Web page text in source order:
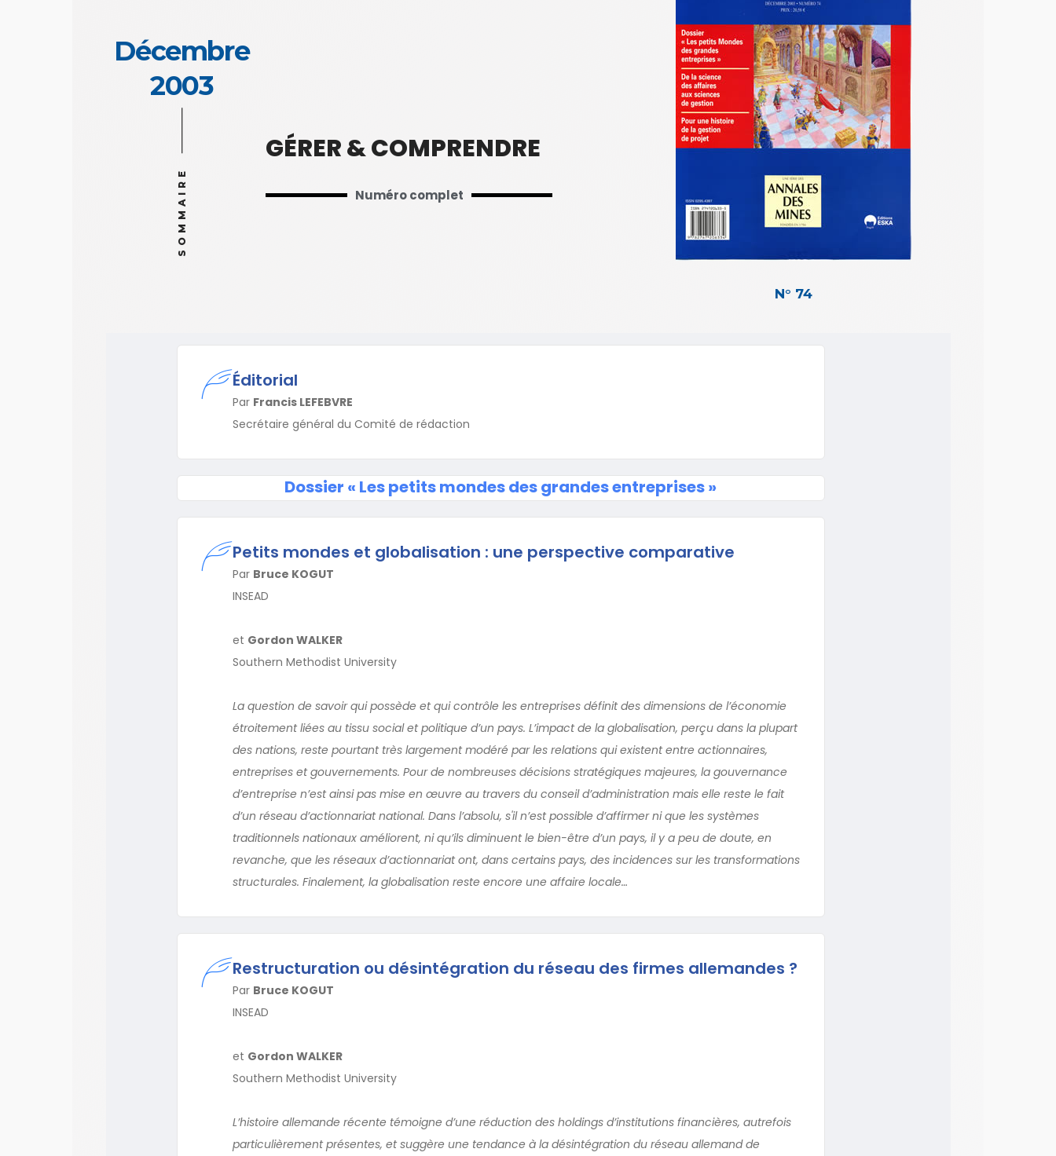
Décembre
2003
SOMMAIRE
GÉRER & COMPRENDRE
Numéro complet
N° 74
Éditorial
Par Francis LEFEBVRE
Secrétaire général du Comité de rédaction
Dossier « Les petits mondes des grandes entreprises »
Petits mondes et globalisation : une perspective comparative
Par Bruce KOGUT
INSEAD
et Gordon WALKER
Southern Methodist University
La question de savoir qui possède et qui contrôle les entreprises définit des dimensions de l’économie
étroitement liées au tissu social et politique d’un pays. L’impact de la globalisation, perçu dans la plupart
des nations, reste pourtant très largement modéré par les relations qui existent entre actionnaires,
entreprises et gouvernements. Pour de nombreuses décisions stratégiques majeures, la gouvernance
d’entreprise n’est ainsi pas mise en œuvre au travers du conseil d’administration mais elle reste le fait
d’un réseau d’actionnariat national. Dans l’absolu, s'il n’est possible d’affirmer ni que les systèmes
traditionnels nationaux améliorent, ni qu’ils diminuent le bien-être d’un pays, il y a peu de doute, en
revanche, que les réseaux d’actionnariat ont, dans certains pays, des incidences sur les transformations
structurales. Finalement, la globalisation reste encore une affaire locale…
Restructuration ou désintégration du réseau des firmes allemandes ?
Par Bruce KOGUT
INSEAD
et Gordon WALKER
Southern Methodist University
L’histoire allemande récente témoigne d’une réduction des holdings d’institutions financières, autrefois
particulièrement présentes, et suggère une tendance à la désintégration du réseau allemand de